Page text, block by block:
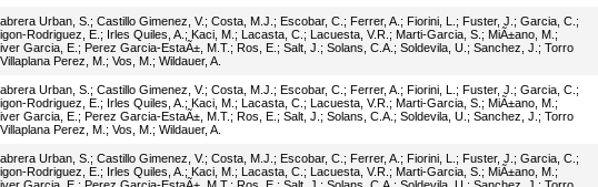
Urban, S. ; Castillo Gimenez, V.; Costa, M.J. ; Escobar, C. ; Ferrer, A. ; Fiorini, L. ; Fuster, J. ; Garcia, C. ;
Rodriguez, E. ; Irles Quiles, A. ; Kaci, M. ; Lacasta, C. ; Lacuesta, V.R. ; Marti-Garcia, S. ; MiÃ±ano, M. ;
Garcia, E. ; Perez Garcia-EstaÃ±, M.T. ; Ros, E. ; Salt, J. ; Solans, C.A. ; Soldevila, U. ; Sanchez, J. ; Torro
Villaplana Perez, M. ; Vos, M. ; Wildauer, A.
Urban, S. ; Castillo Gimenez, V.; Costa, M.J. ; Escobar, C. ; Ferrer, A. ; Fiorini, L. ; Fuster, J. ; Garcia, C. ;
Rodriguez, E. ; Irles Quiles, A. ; Kaci, M. ; Lacasta, C. ; Lacuesta, V.R. ; Marti-Garcia, S. ; MiÃ±ano, M. ;
Garcia, E. ; Perez Garcia-EstaÃ±, M.T. ; Ros, E. ; Salt, J. ; Solans, C.A. ; Soldevila, U. ; Sanchez, J. ; Torro
Villaplana Perez, M. ; Vos, M. ; Wildauer, A.
Urban, S. ; Castillo Gimenez, V.; Costa, M.J. ; Escobar, C. ; Ferrer, A. ; Fiorini, L. ; Fuster, J. ; Garcia, C. ;
Rodriguez, E. ; Irles Quiles, A. ; Kaci, M. ; Lacasta, C. ; Lacuesta, V.R. ; Marti-Garcia, S. ; MiÃ±ano, M. ;